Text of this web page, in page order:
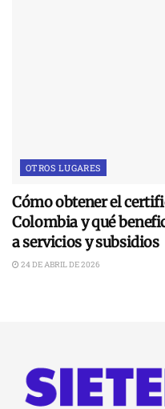
OTROS LUGARES
Cómo obtener el
Colombia y qué
a servicios y subsidios
24 DE ABRIL DE 2026